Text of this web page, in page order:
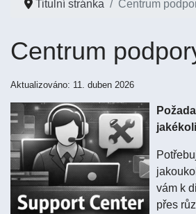
Titulní stránka Centrum
Centrum
Aktualizováno: 11. duben 2026
vám k
přes